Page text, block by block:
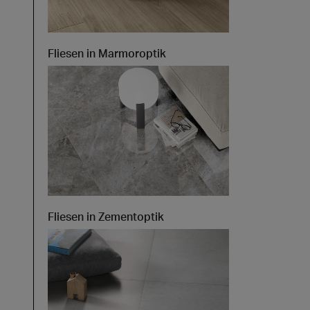
Fliesen in Marmoroptik
Fliesen in Zementoptik